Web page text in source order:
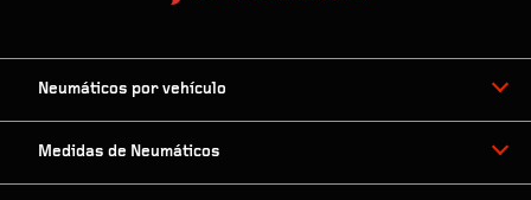
Neumáticos por vehículo
Medidas de Neumáticos